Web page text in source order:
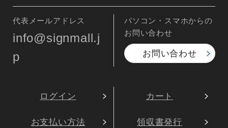
代表メールアドレス
info@signmall.j
p
パソコン・スマホからの
お問い合わせ
お問い合わせ
ログイン カート
お支払い方法 領収書発行